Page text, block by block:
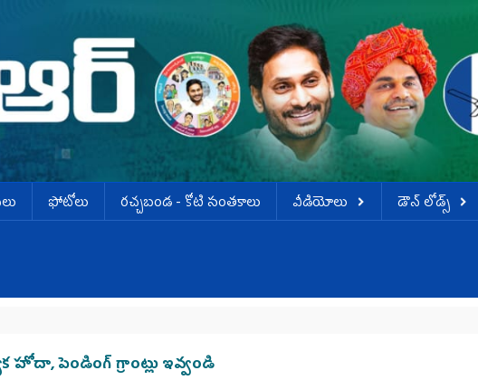
ఫోటోలు ర‌చ్చ‌బండ‌ - కోటి సంత‌కాలు వీడియోలు డౌన్ లోడ్స్
హోదా, పెండింగ్‌ గ్రాంట్లు ఇవ్వండి